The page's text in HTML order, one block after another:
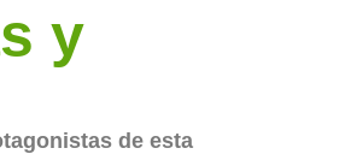
y
de esta